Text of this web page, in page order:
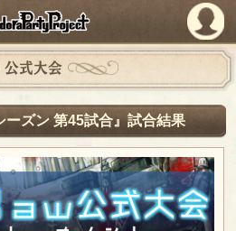
PandoraPartyProject
公式大会
ーズン 第45試合』試合結果